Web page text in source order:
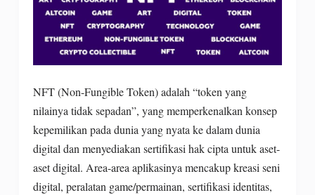
NFT (Non-Fungible Token) adalah “token yang
nilainya tidak sepadan”, yang memperkenalkan konsep
kepemilikan pada dunia yang nyata ke dalam dunia
digital dan menyediakan sertifikasi hak cipta untuk aset-
aset digital. Area-area aplikasinya mencakup kreasi seni
digital, peralatan game/permainan, sertifikasi identitas,